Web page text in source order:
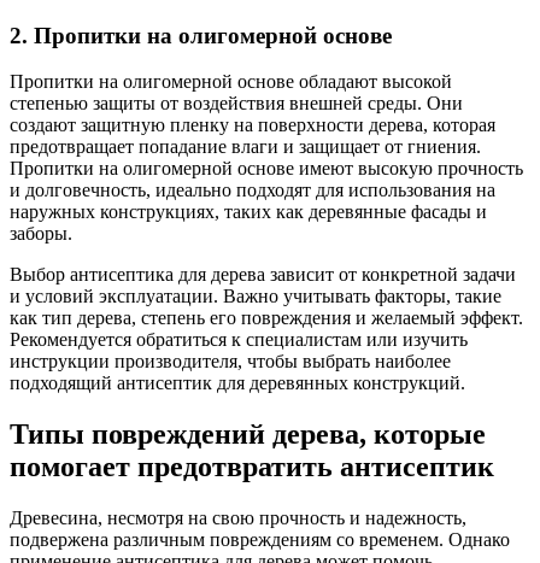
2. Пропитки на олигомерной основе
Пропитки на олигомерной основе обладают высокой
степенью защиты от воздействия внешней среды. Они
создают защитную пленку на поверхности дерева, которая
предотвращает попадание влаги и защищает от гниения.
Пропитки на олигомерной основе имеют высокую прочность
и долговечность, идеально подходят для использования на
наружных конструкциях, таких как деревянные фасады и
заборы.
Выбор антисептика для дерева зависит от конкретной задачи
и условий эксплуатации. Важно учитывать факторы, такие
как тип дерева, степень его повреждения и желаемый эффект.
Рекомендуется обратиться к специалистам или изучить
инструкции производителя, чтобы выбрать наиболее
подходящий антисептик для деревянных конструкций.
Типы повреждений дерева, которые
помогает предотвратить антисептик
Древесина, несмотря на свою прочность и надежность,
подвержена различным повреждениям со временем. Однако